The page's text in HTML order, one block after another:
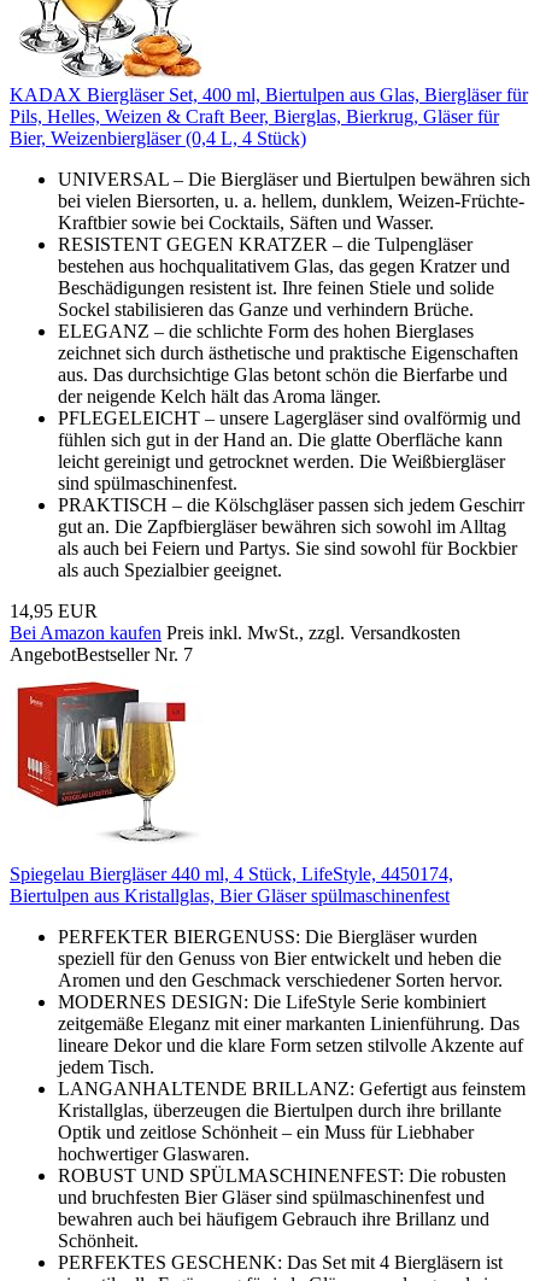
KADAX Biergläser Set, 400 ml, Biertulpen aus Glas, Biergläser für
Pils, Helles, Weizen & Craft Beer, Bierglas, Bierkrug, Gläser für
Bier, Weizenbiergläser (0,4 L, 4 Stück)
UNIVERSAL – Die Biergläser und Biertulpen bewähren sich
bei vielen Biersorten, u. a. hellem, dunklem, Weizen-Früchte-
Kraftbier sowie bei Cocktails, Säften und Wasser.
RESISTENT GEGEN KRATZER – die Tulpengläser
bestehen aus hochqualitativem Glas, das gegen Kratzer und
Beschädigungen resistent ist. Ihre feinen Stiele und solide
Sockel stabilisieren das Ganze und verhindern Brüche.
ELEGANZ – die schlichte Form des hohen Bierglases
zeichnet sich durch ästhetische und praktische Eigenschaften
aus. Das durchsichtige Glas betont schön die Bierfarbe und
der neigende Kelch hält das Aroma länger.
PFLEGELEICHT – unsere Lagergläser sind ovalförmig und
fühlen sich gut in der Hand an. Die glatte Oberfläche kann
leicht gereinigt und getrocknet werden. Die Weißbiergläser
sind spülmaschinenfest.
PRAKTISCH – die Kölschgläser passen sich jedem Geschirr
gut an. Die Zapfbiergläser bewähren sich sowohl im Alltag
als auch bei Feiern und Partys. Sie sind sowohl für Bockbier
als auch Spezialbier geeignet.
14,95 EUR
Bei Amazon kaufen Preis inkl. MwSt., zzgl. Versandkosten
AngebotBestseller Nr. 7
Spiegelau Biergläser 440 ml, 4 Stück, LifeStyle, 4450174,
Biertulpen aus Kristallglas, Bier Gläser spülmaschinenfest
PERFEKTER BIERGENUSS: Die Biergläser wurden
speziell für den Genuss von Bier entwickelt und heben die
Aromen und den Geschmack verschiedener Sorten hervor.
MODERNES DESIGN: Die LifeStyle Serie kombiniert
zeitgemäße Eleganz mit einer markanten Linienführung. Das
lineare Dekor und die klare Form setzen stilvolle Akzente auf
jedem Tisch.
LANGANHALTENDE BRILLANZ: Gefertigt aus feinstem
Kristallglas, überzeugen die Biertulpen durch ihre brillante
Optik und zeitlose Schönheit – ein Muss für Liebhaber
hochwertiger Glaswaren.
ROBUST UND SPÜLMASCHINENFEST: Die robusten
und bruchfesten Bier Gläser sind spülmaschinenfest und
bewahren auch bei häufigem Gebrauch ihre Brillanz und
Schönheit.
PERFEKTES GESCHENK: Das Set mit 4 Biergläsern ist